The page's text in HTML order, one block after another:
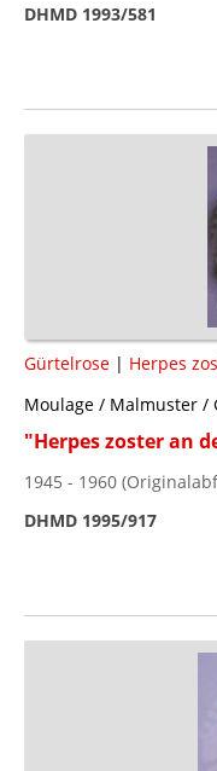
DHMD 1993/581
Gürtelrose | Herpes
Moulage / Malmuster /
"Herpes zoster an
1945 - 1960
DHMD 1995/917